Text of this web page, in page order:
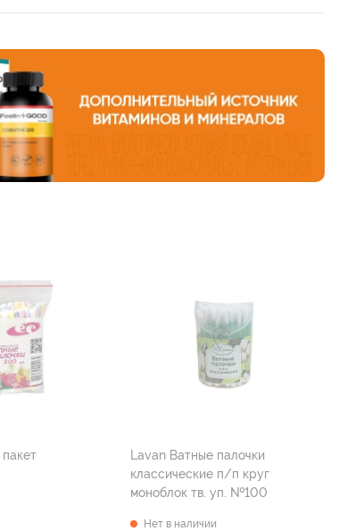
Lavan Ватные палочки
классические п/п круг
моноблок тв. уп. №100
Нет в наличии